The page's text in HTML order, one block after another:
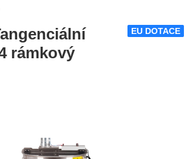
EU DOTACE
rámkový